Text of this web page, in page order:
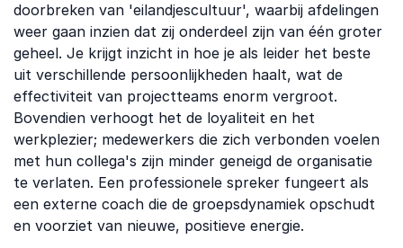
doorbreken van 'eilandjescultuur', waarbij afdelingen
weer gaan inzien dat zij onderdeel zijn van één groter
geheel. Je krijgt inzicht in hoe je als leider het beste
uit verschillende persoonlijkheden haalt, wat de
effectiviteit van projectteams enorm vergroot.
Bovendien verhoogt het de loyaliteit en het
werkplezier; medewerkers die zich verbonden voelen
met hun collega's zijn minder geneigd de organisatie
te verlaten. Een professionele spreker fungeert als
een externe coach die de groepsdynamiek opschudt
en voorziet van nieuwe, positieve energie.